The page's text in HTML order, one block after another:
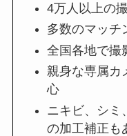
4万人以上の
多数のマッチ
全国各地で撮
親身な専属カ
心
ニキビ、シミ
の加工補正も